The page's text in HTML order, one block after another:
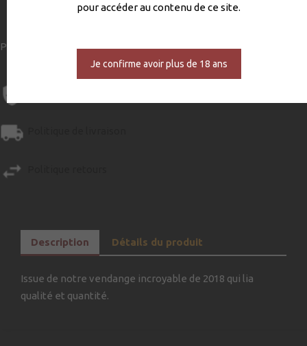
Partager
Description Détails du produit
Issue de notre vendange incroyable de 2018 qui lia
qualité et quantité.
pour accéder au contenu de ce site.
Je confirme avoir plus de 18 ans